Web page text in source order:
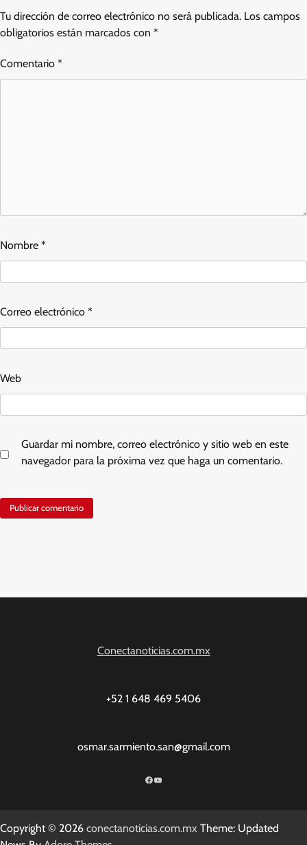
Tu dirección de correo electrónico no será publicada. Los campos
obligatorios están marcados con *
Comentario *
Nombre *
Correo electrónico *
Web
Guardar mi nombre, correo electrónico y sitio web en este
navegador para la próxima vez que haga un comentario.
Conectanoticias.com.mx
+52 1 648 469 5406
osmar.sarmiento.san@gmail.com
Facebook
YouTube
Copyright © 2026 conectanoticias.com.mx Theme: Updated